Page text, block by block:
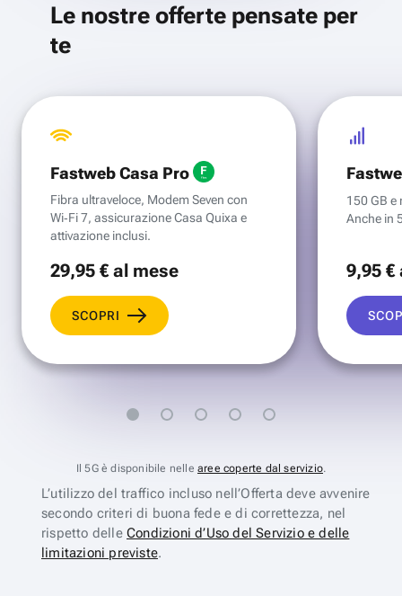
Le nostre offerte pensate per
te
Fastweb Casa Pro
Fibra ultraveloce, Modem Seven con
Wi‑Fi 7, assicurazione Casa Quixa e
attivazione inclusi.
29,95 €al mese
SCOPRI
150 GB e
Anche in
9,95 €
Il 5G è disponibile nelle aree coperte dal servizio.
L’utilizzo del traffico incluso nell’Offerta deve avvenire
secondo criteri di buona fede e di correttezza, nel
rispetto delle Condizioni d’Uso del Servizio e delle
limitazioni previste.